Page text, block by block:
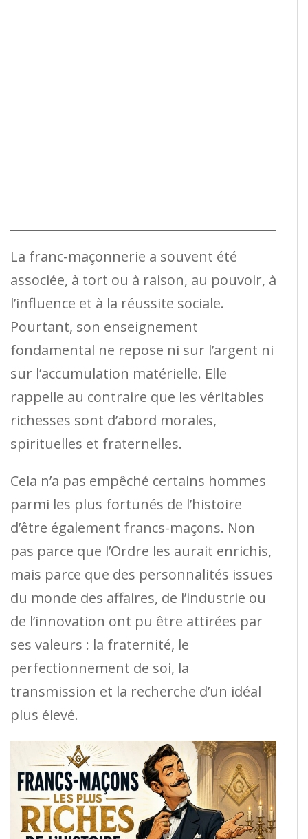
La franc-maçonnerie a souvent été
associée, à tort ou à raison, au pouvoir, à
l’influence et à la réussite sociale.
Pourtant, son enseignement
fondamental ne repose ni sur l’argent ni
sur l’accumulation matérielle. Elle
rappelle au contraire que les véritables
richesses sont d’abord morales,
spirituelles et fraternelles.
Cela n’a pas empêché certains hommes
parmi les plus fortunés de l’histoire
d’être également francs-maçons. Non
pas parce que l’Ordre les aurait enrichis,
mais parce que des personnalités issues
du monde des affaires, de l’industrie ou
de l’innovation ont pu être attirées par
ses valeurs : la fraternité, le
perfectionnement de soi, la
transmission et la recherche d’un idéal
plus élevé.